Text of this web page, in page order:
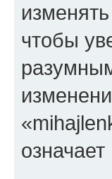
чтобы